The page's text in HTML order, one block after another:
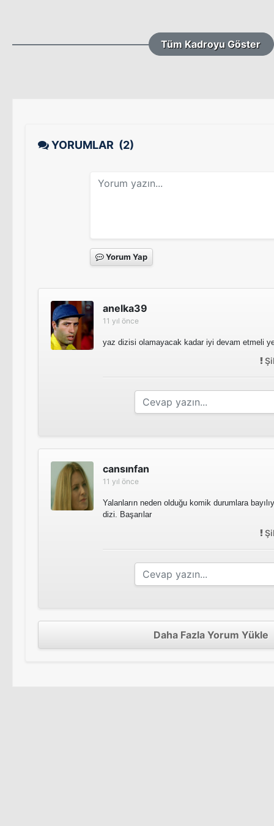
Tüm Kadroyu Göster
YORUMLAR (2)
Yorum Yap
anelka39
11 yıl önce
yaz dizisi olamayacak kadar iyi devam etmeli
cansınfan
11 yıl önce
Yalanların neden olduğu komik durumlara
dizi. Başarılar
Daha Fazla Yorum Yükle